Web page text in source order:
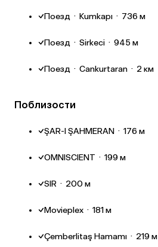
Поезд · Kumkapı · 736 м
Поезд · Sirkeci · 945 м
Поезд · Cankurtaran · 2 км
Поблизости
ŞAR-I ŞAHMERAN · 176 м
OMNISCIENT · 199 м
SIR · 200 м
Movieplex · 181 м
Çemberlitaş Hamamı · 219 м